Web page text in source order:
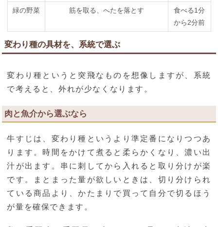
緑の野菜 筋を取る、へたを落とす
食べる1分
から2分前
変わり種の具材を、系統で選ぶ
変わり種というと突飛なものを想像しますが、系統
で考えると、外れが少なくなります。
肉と魚介から選ぶなら
牛すじは、変わり種というより準定番になりつつあ
ります。時間をかけて煮ると柔らかくなり、濃い出
汁が出ます。串に刺してから入れると取り分けが楽
です。まとまった量が欲しいときは、切り分けられ
ている商品より、かたまりで買って自分で切るほう
が量を確保できます。